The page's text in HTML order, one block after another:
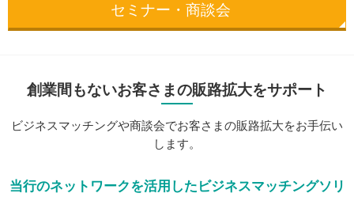
セミナー・商談会
創業間もないお客さまの販路拡大をサポート
ビジネスマッチングや商談会でお客さまの販路拡大をお手伝い
します。
当行のネットワークを活用したビジネスマッチングソリ